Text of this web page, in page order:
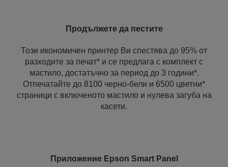
Продължете да пестите
Този икономичен принтер Ви спестява до 95% от
разходите за печат* и се предлага с комплект с
мастило, достатъчно за период до 3 години*.
Отпечатайте до 8100 черно-бели и 6500 цветни*
страници с включеното мастило и нулева загуба на
касети.
Приложение Epson Smart Panel